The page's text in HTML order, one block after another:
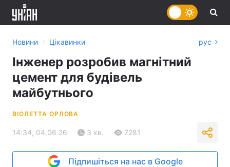
Новини › Цікавинки рус
Інженер розробив магнітний
цемент для будівель
майбутнього
ВІОЛЕТТА ОРЛОВА
14:34, 04.06.26 3 хв. 7281
Підпишіться на нас в Google